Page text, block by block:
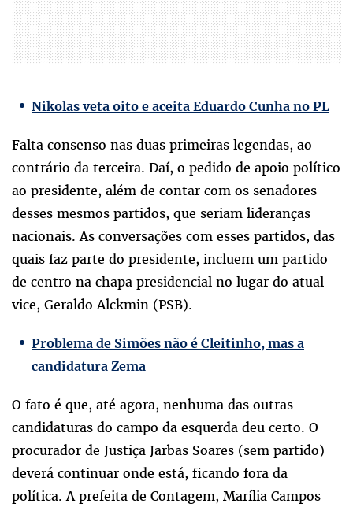
Nikolas veta oito e aceita Eduardo Cunha no PL
Falta consenso nas duas primeiras legendas, ao
contrário da terceira. Daí, o pedido de apoio político
ao presidente, além de contar com os senadores
desses mesmos partidos, que seriam lideranças
nacionais. As conversações com esses partidos, das
quais faz parte do presidente, incluem um partido
de centro na chapa presidencial no lugar do atual
vice, Geraldo Alckmin (PSB).
Problema de Simões não é Cleitinho, mas a
candidatura Zema
O fato é que, até agora, nenhuma das outras
candidaturas do campo da esquerda deu certo. O
procurador de Justiça Jarbas Soares (sem partido)
deverá continuar onde está, ficando fora da
política. A prefeita de Contagem, Marília Campos